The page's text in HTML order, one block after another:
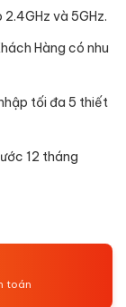
và 5GHz.
Hàng có nhu
tối đa 5 thiết
12 tháng
toán